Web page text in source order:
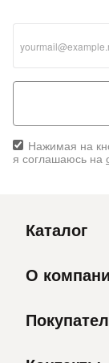
Нажимая на
я соглашаюсь на
Каталог
О